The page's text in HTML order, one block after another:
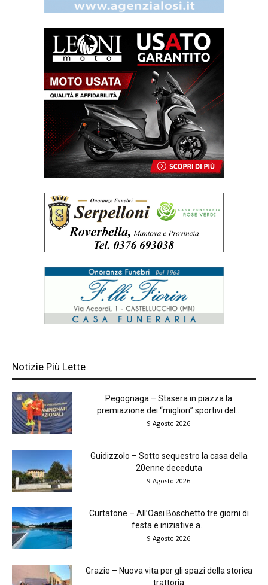
Notizie Più Lette
Pegognaga – Stasera in piazza la
premiazione dei “migliori” sportivi del...
9 Agosto 2026
Guidizzolo – Sotto sequestro la casa della
20enne deceduta
9 Agosto 2026
Curtatone – All’Oasi Boschetto tre giorni di
festa e iniziative a...
9 Agosto 2026
Grazie – Nuova vita per gli spazi della storica
trattoria